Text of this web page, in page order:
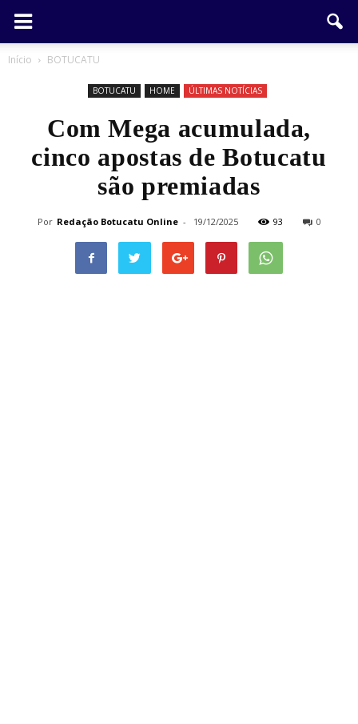
Início BOTUCATU
BOTUCATU HOME ÚLTIMAS NOTÍCIAS
Com Mega acumulada,
cinco apostas de Botucatu
são premiadas
Por Redação Botucatu Online - 19/12/2025 93 0